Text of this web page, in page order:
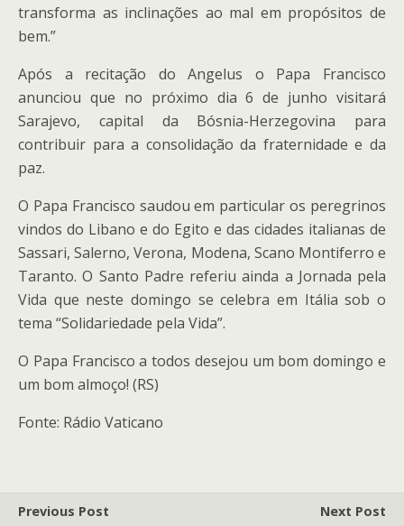
transforma as inclinações ao mal em propósitos de
bem.”
Após a recitação do Angelus o Papa Francisco
anunciou que no próximo dia 6 de junho visitará
Sarajevo, capital da Bósnia-Herzegovina para
contribuir para a consolidação da fraternidade e da
paz.
O Papa Francisco saudou em particular os peregrinos
vindos do Libano e do Egito e das cidades italianas de
Sassari, Salerno, Verona, Modena, Scano Montiferro e
Taranto. O Santo Padre referiu ainda a Jornada pela
Vida que neste domingo se celebra em Itália sob o
tema “Solidariedade pela Vida”.
O Papa Francisco a todos desejou um bom domingo e
um bom almoço! (RS)
Fonte: Rádio Vaticano
Previous Post
Next Post